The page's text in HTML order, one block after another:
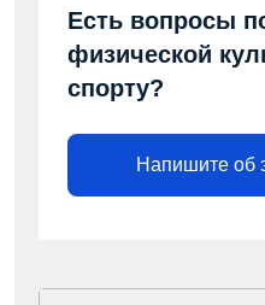
Есть вопросы
физической
спорту?
Напишите об